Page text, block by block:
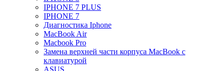
IPHONE 7 PLUS
IPHONE 7
Диагностика Iphone
MacBook Air
Macbook Pro
Замена верхней части корпуса MacBook с
клавиатурой
ASUS